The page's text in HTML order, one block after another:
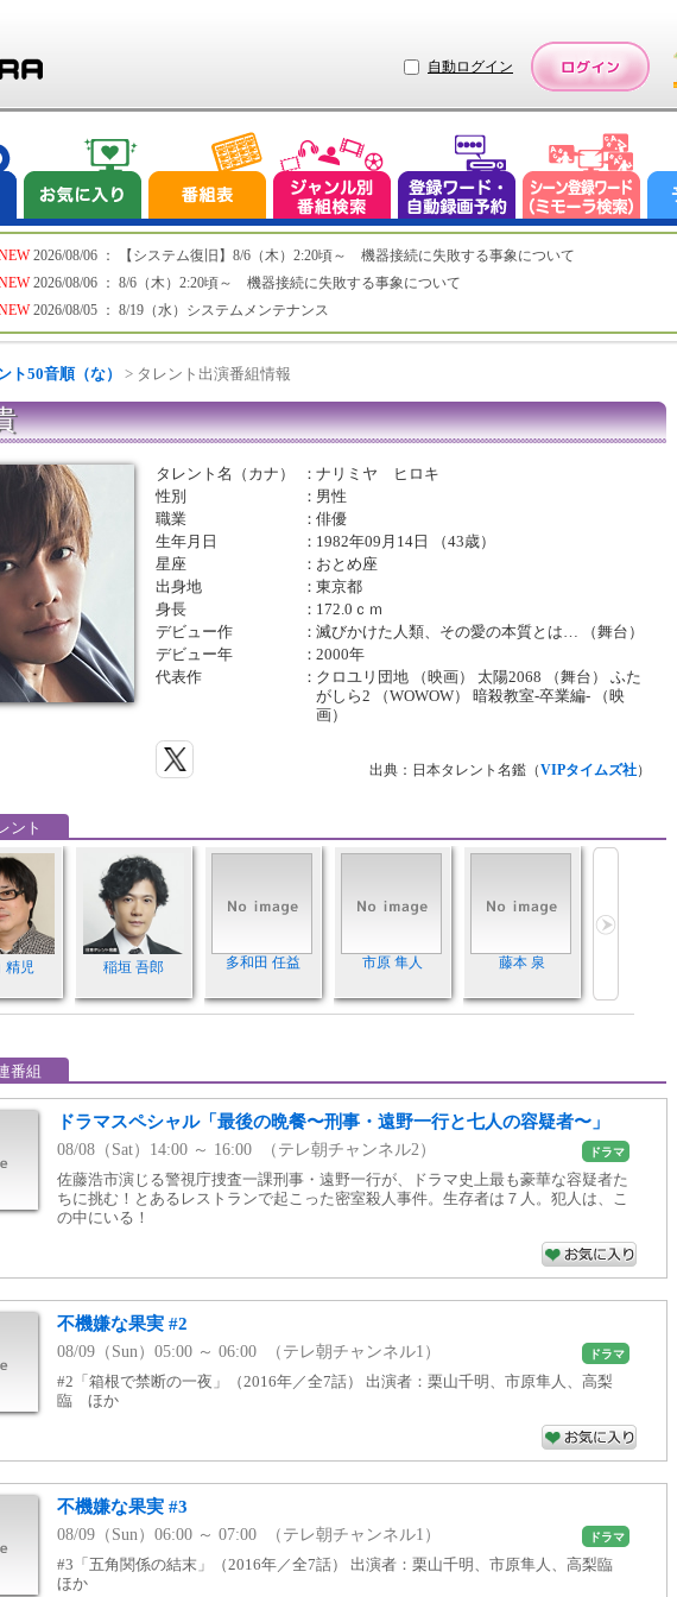
自動ログイン
2026/08/06 ： 【システム復旧】8/6（木）2:20頃～ 機器接続に失敗する事象について
2026/08/06 ： 8/6（木）2:20頃～ 機器接続に失敗する事象について
2026/08/05 ： 8/19（水）システムメンテナンス
ト50音順（な） > タレント出演番組情報
タレント名（カナ） ：ナリミヤ ヒロキ
性別
： 男性
職業
：俳優
生年月日
： 1982年09月14日 （43歳）
星座
： おとめ座
出身地
：東京都
身長
： 172.0ｃｍ
デビュー作
：滅びかけた人類、その愛の本質とは… （舞台）
デビュー年
：2000年
代表作
： クロユリ団地 （映画） 太陽2068 （舞台） ふた
がしら2 （WOWOW） 暗殺教室-卒業編- （映
画）
出典：日本タレント名鑑（VIPタイムズ社）
ント
精児 稲垣 吾郎 多和田 任益 市原 隼人 藤本 泉
番組
ドラマスペシャル「最後の晩餐〜刑事・遠野一行と七人の容疑者〜」
08/08（Sat）14:00 ～ 16:00 （テレ朝チャンネル2） ドラマ
佐藤浩市演じる警視庁捜査一課刑事・遠野一行が、ドラマ史上最も豪華な容疑者た
ちに挑む！とあるレストランで起こった密室殺人事件。生存者は７人。犯人は、こ
の中にいる！
不機嫌な果実 #2
08/09（Sun）05:00 ～ 06:00 （テレ朝チャンネル1） ドラマ
#2「箱根で禁断の一夜」（2016年／全7話） 出演者：栗山千明、市原隼人、高梨
臨 ほか
不機嫌な果実 #3
08/09（Sun）06:00 ～ 07:00 （テレ朝チャンネル1） ドラマ
#3「五角関係の結末」（2016年／全7話） 出演者：栗山千明、市原隼人、高梨臨
ほか